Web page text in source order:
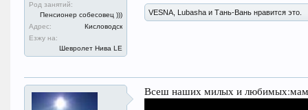
Род занятий:
Пенсионер собесовец )))
Адрес:
Кисловодск
Езжу на:
Шевролет Нива LE
VESNA, Lubasha и Тань-Вань нравится это.
Всеш наших милых и